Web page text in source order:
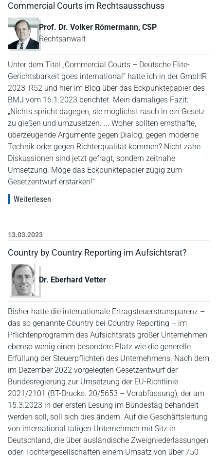
Commercial Courts im Rechtsausschuss
Prof. Dr. Volker Römermann, CSP
Rechtsanwalt
Unter dem Titel „Commercial Courts – Deutsche Elite-
Gerichtsbarkeit goes international“ hatte ich in der GmbHR
2023, R52 und hier im Blog über das Eckpunktepapier des
BMJ vom 16.1.2023 berichtet. Mein damaliges Fazit:
„Nichts spricht dagegen, sie möglichst rasch in ein Gesetz
zu gießen und umzusetzen. ... Woher sollten ernsthafte,
überzeugende Argumente gegen Dialog, gegen moderne
Technik oder gegen Richterqualität kommen? Nicht zähe
Diskussionen sind jetzt gefragt, sondern zeitnahe
Umsetzung. Möge das Eckpunktepapier zügig zum
Gesetzentwurf erstarken!“
Weiterlesen
13.03.2023
Country by Country Reporting im Aufsichtsrat?
Dr. Eberhard Vetter
Bisher hatte die internationale Ertragsteuerstransparenz –
das so genannte Country bei Country Reporting – im
Pflichtenprogramm des Aufsichtsrats großer Unternehmen
ebenso wenig einen besondere Platz wie die generelle
Erfüllung der Steuerpflichten des Unternehmens. Nach dem
im Dezember 2022 vorgelegten Gesetzentwurf der
Bundesregierung zur Umsetzung der EU-Richtlinie
2021/2101 (BT-Drucks. 20/5653 – Vorabfassung), der am
15.3.2023 in der ersten Lesung im Bundestag behandelt
werden soll, soll sich dies ändern. Auf die Geschäftsleitung
von international tätigen Unternehmen mit Sitz in
Deutschland, die über ausländische Zweigniederlassungen
oder Tochtergesellschaften einem Umsatz von über 750